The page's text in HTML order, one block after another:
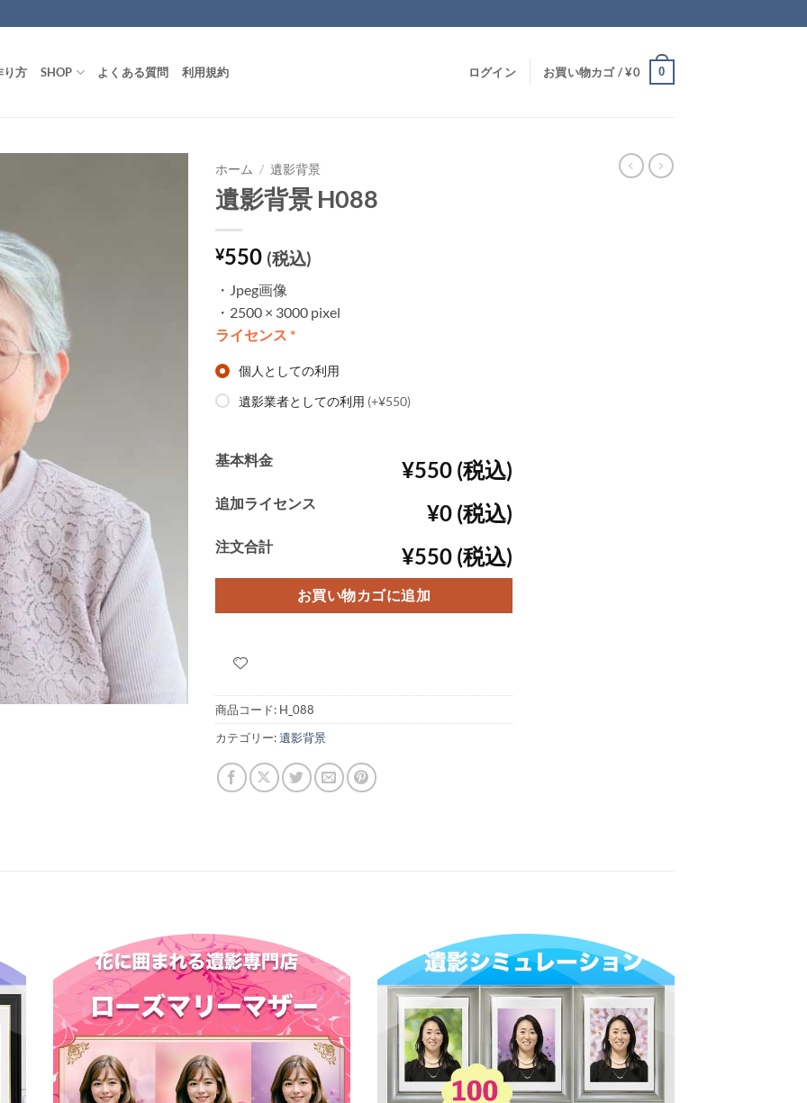
り方 SHOP よくある質問 利用規約 ログイン お買い物カゴ /¥0 0
ホーム / 遺影背景
遺影背景 H088
¥550 (税込)
・Jpeg画像
・2500 × 3000 pixel
ライセンス *
個人としての利用
遺影業者としての利用 (+¥550)
基本料金 ¥550 (税込)
追加ライセンス ¥0 (税込)
注文合計 ¥550 (税込)
お買い物カゴに追加
商品コード: H_088
カテゴリー:遺影背景